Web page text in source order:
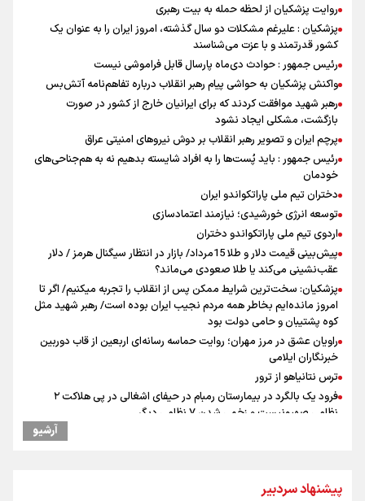
روایت پزشکیان از لحظه حمله به بیت رهبری
پزشکیان : علیرغم مشکلات دو سال گذشته، امروز ایران را به عنوان یک
کشور قدرتمند و با عزت می‌شناسند
رئیس جمهور : حوادث دی‌ماه پارسال قابل فراموشی نیست
واکنش پزشکیان به حواشی پیام رهبر انقلاب درباره تفاهم‌نامه آتش‌بس
رهبر شهید موافقت کردند که برای ایرانیان خارج از کشور در صورت
بازگشت، مشکلی ایجاد نشود
پرچم ایران و تصویر رهبر انقلاب بر دوش نیروهای امنیتی عراق
رئیس جمهور : باید پُست‌ها را به افراد شایسته بدهیم نه به هم‌جناحی‌های
خودمان
دختران تیم ملی پاراتکواندو ایران
توسعه انرژی خورشیدی؛ نیازمند اعتمادسازی
اردوی تیم ملی پاراتکواندو دختران
پیش‌بینی قیمت دلار و طلا 15مرداد/ بازار در انتظار سیگنال هرمز / دلار
عقب‌نشینی می‌کند یا طلا صعودی می‌ماند؟
پزشکیان: سخت‌ترین شرایط ممکن پس از انقلاب را تجربه میکنیم/ اگر تا
امروز مانده‌ایم بخاطر همه‌ مردم نجیب ایران بوده است/ رهبر شهید مثل
کوه پشتیبان و حامی دولت بود
راویان عشق در مرز مهران؛ روایت حماسه‌ رسانه‌ای اربعین از قاب دوربین
خبرنگاران ایلامی
ترس نتانیاهو از ترور
فرود یک بالگرد در بیمارستان رمبام در حیفای اشغالی در پی هلاکت ۲
نظامی صهیونیست و زخمی شدن ۷ نظامی دیگر
ارتش صهیونیستی زمین‌های کشاورزی در جنوب لبنان را به آتش کشید
ایران آقای بلامنازع تنگه هرمز
آرشیو
پیشنهاد سردبیر